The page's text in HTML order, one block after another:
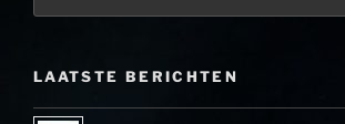
LAATSTE BERICHTEN